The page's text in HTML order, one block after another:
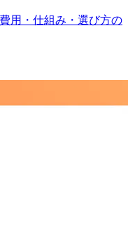
用・仕組み・選び方の